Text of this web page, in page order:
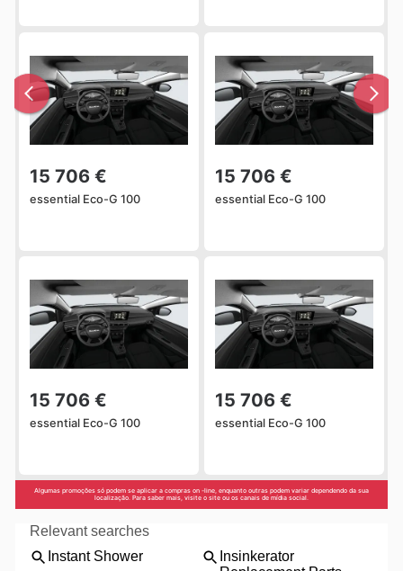
15 706 €
essential Eco-G 100
15 706 €
essential Eco-G 100
15 706 €
essential Eco-G 100
15 706 €
essential Eco-G 100
Algumas promoções só podem se aplicar a compras on -line, enquanto outras podem variar dependendo da sua
localização. Para saber mais, visite o site ou os canais de mídia social.